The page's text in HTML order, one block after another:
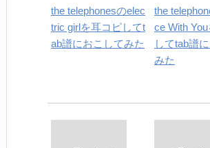
the telephonesのelec
tric girlを耳コピしてt
ab譜におこしてみた
the
ce With
してtab譜
みた